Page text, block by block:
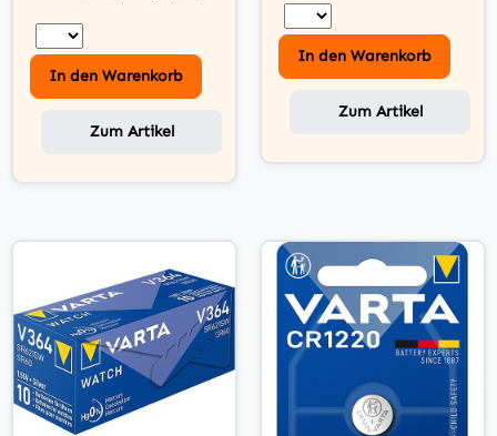
In den Warenkorb
Zum Artikel
In den Warenkorb
Zum Artikel